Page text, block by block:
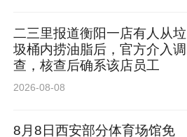
二三里报道衡阳一店有人从垃
圾桶内捞油脂后，官方介入调
查，核查后确系该店员工
2026-08-08
8月8日西安部分体育场馆免